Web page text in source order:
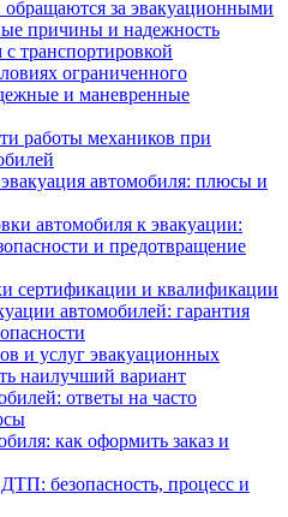
за эвакуационными
причины и надежность
транспортировкой
ограниченного
и маневренные
работы механиков при
автомобиля: плюсы и
автомобиля к эвакуации:
и предотвращение
сертификации и квалификации
автомобилей: гарантия
и услуг эвакуационных
наилучший вариант
ответы на часто
как оформить заказ и
безопасность, процесс и